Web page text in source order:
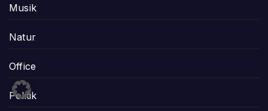
Musik
Natur
Office
Politik